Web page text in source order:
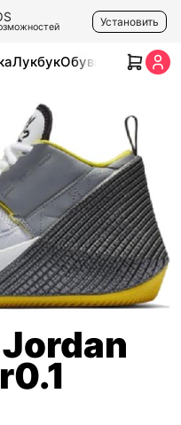
Установить
ЛукбукОбувь Одежда